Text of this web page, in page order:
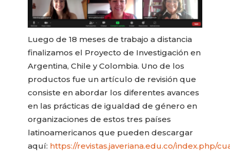
Luego de 18 meses de trabajo a distancia
finalizamos el Proyecto de Investigación en
Argentina, Chile y Colombia. Uno de los
productos fue un artículo de revisión que
consiste en abordar los diferentes avances
en las prácticas de igualdad de género en
organizaciones de estos tres países
latinoamericanos que pueden descargar
aquí: https://revistas.javeriana.edu.co/index.php/